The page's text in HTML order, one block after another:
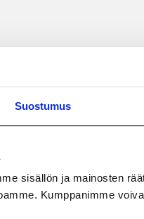
Suostumus
sisällön ja mainosten
Kumppanimme